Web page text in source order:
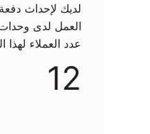
لديك لإحداث
العمل لدى
عدد العملاء لهذا
12